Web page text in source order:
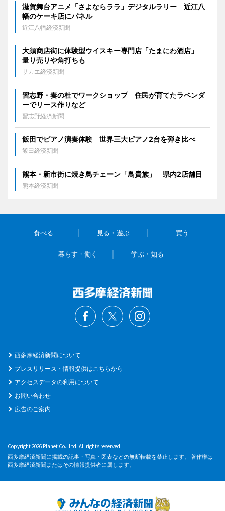
滋賀舞台アニメ「さよならララ」デジタルラリー 近江八
幡のケーキ店にパネル
近江八幡経済新聞
大須商店街に体験型ウイスキー専門店「たまにわ酒店」
量り売りや角打ちも
サカエ経済新聞
習志野・奏の杜でワークショップ 住民が育てたラベンダ
ーでリース作りなど
習志野経済新聞
飯田でピアノ演奏体験 世界三大ピアノ2台を弾き比べ
飯田経済新聞
熊本・新市街に焼き鳥チェーン「鳥貴族」 県内2店舗目
熊本経済新聞
食べる 見る・遊ぶ 買う
暮らす・働く 学ぶ・知る
西多摩経済新聞について
プレスリリース・情報提供はこちらから
アクセスデータの利用について
お問い合わせ
広告のご案内
Copyright 2026 Planet Co., Ltd. All rights reserved.
西多摩経済新聞に掲載の記事・写真・図表などの無断転載を禁止します。 著作権は
西多摩経済新聞またはその情報提供者に属します。